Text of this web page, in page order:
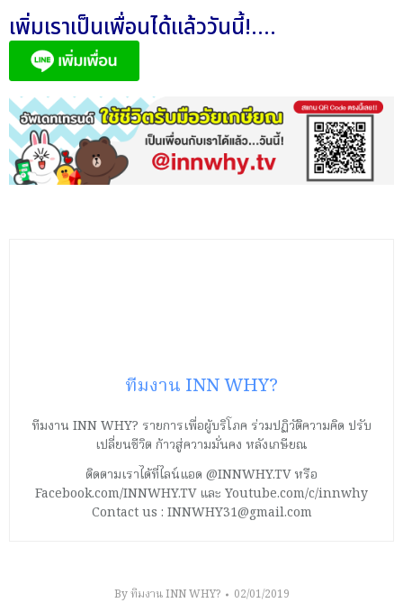
เพิ่มเราเป็นเพื่อนได้แล้ววันนี้!....
ทีมงาน INN WHY?
ทีมงาน INN WHY? รายการเพื่อผู้บริโภค ร่วมปฏิวัติความคิด ปรับ
เปลี่ยนชีวิต ก้าวสู่ความมั่นคง หลังเกษียณ
ติดตามเราได้ที่ไลน์แอด @INNWHY.TV หรือ
Facebook.com/INNWHY.TV และ Youtube.com/c/innwhy
Contact us : INNWHY31@gmail.com
Byทีมงาน INN WHY?
02/01/2019